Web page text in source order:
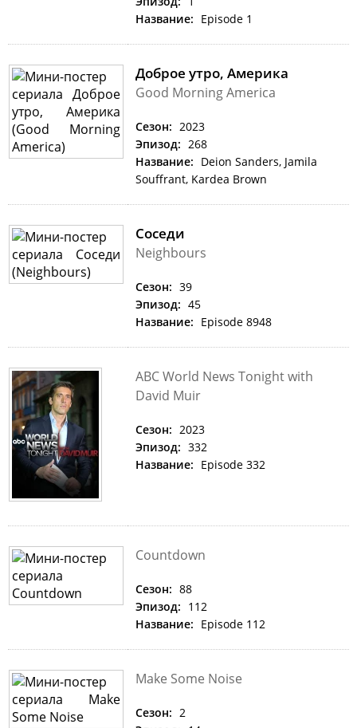
Название: Episode 1
Доброе утро, Америка
Good Morning America
Сезон: 2023
Эпизод: 268
Название: Deion Sanders, Jamila
Souffrant, Kardea Brown
Соседи
Neighbours
Сезон: 39
Эпизод: 45
Название: Episode 8948
ABC World News Tonight with
David Muir
Сезон: 2023
Эпизод: 332
Название: Episode 332
Countdown
Сезон: 88
Эпизод: 112
Название: Episode 112
Make Some Noise
Сезон: 2